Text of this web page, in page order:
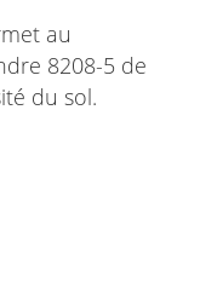
au
8208-5 de
du sol.